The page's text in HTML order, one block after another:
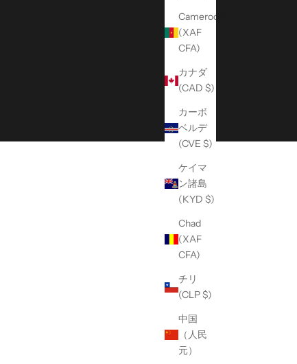
Cameroon
(XAF
CFA)
カナダ
(CAD $)
カーボ
ベルデ
(CVE $)
ケイマ
ン諸島
(KYD $)
Chad
(XAF
CFA)
チリ
(CLP $)
中国
（人民
元）